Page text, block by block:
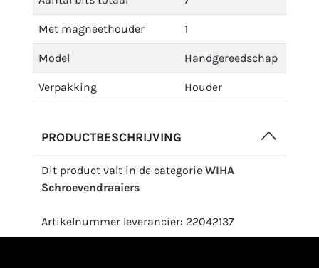
Met magneethouder 1
Model Handgereedschap
Verpakking Houder
PRODUCTBESCHRIJVING
Dit product valt in de categorie WIHA
Schroevendraaiers
Artikelnummer leverancier: 22042137